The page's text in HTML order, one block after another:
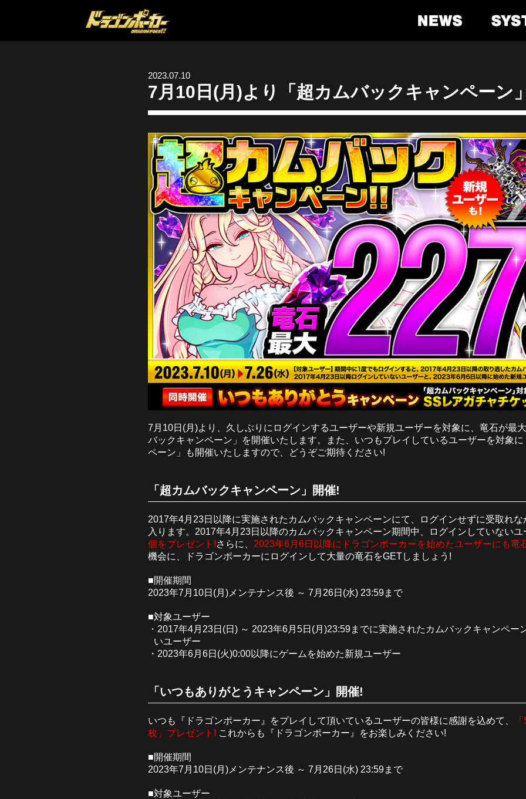
2023.07.10
7月10日(月)より「超カムバックキャンペーン
7月10日(月)より、久しぶりにログインするユーザーや新規ユーザーを対象に、竜石が最
バックキャンペーン」を開催いたします。また、いつもプレイしているユーザーを対象
ペーン」も開催いたしますので、どうぞご期待ください!
「超カムバックキャンペーン」開催!
2017年4月23日以降に実施されたカムバックキャンペーンにて、ログインせずに受取れ
入ります。2017年4月23日以降のカムバックキャンペーン期間中、ログインしていないユ
個をプレゼント!さらに、 2023年6月6日以降にドラゴンポーカーを始めたユーザーにも竜
機会に、ドラゴンポーカーにログインして大量の竜石をGETしましょう!
■開催期間
2023年7月10日(月)メンテナンス後 ～ 7月26日(水) 23:59まで
■対象ユーザー
・2017年4月23日(日) ～ 2023年6月5日(月)23:59までに実施されたカムバックキャンペー
いユーザー
・2023年6月6日(火)0:00以降にゲームを始めた新規ユーザー
「いつもありがとうキャンペーン」開催!
いつも『ドラゴンポーカー』をプレイして頂いているユーザーの皆様に感謝を込めて、
枚」プレゼント! これからも『ドラゴンポーカー』をお楽しみください!
■開催期間
2023年7月10日(月)メンテナンス後 ～ 7月26日(水) 23:59まで
■対象ユーザー